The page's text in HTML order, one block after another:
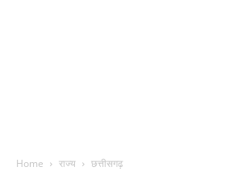
Home राज्य छत्तीसगढ़